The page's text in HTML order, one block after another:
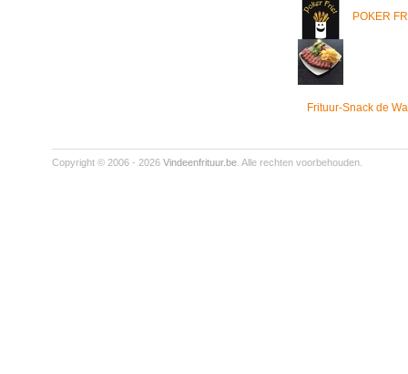
POKER
Frituur-Snack de
Copyright © 2006 - 2026 Vindeenfrituur.be . Alle rechten voorbehouden.